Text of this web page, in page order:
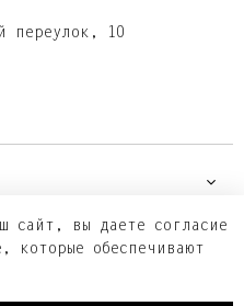
переулок,​ 10
сайт, вы даете согласие
которые обеспечивают